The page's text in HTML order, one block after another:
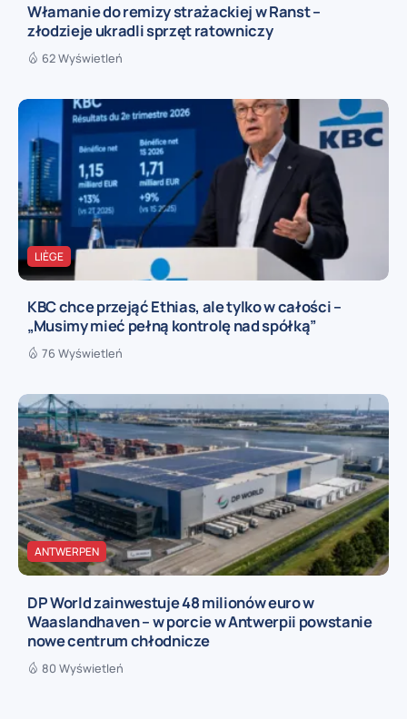
Włamanie do remizy strażackiej w Ranst –
złodzieje ukradli sprzęt ratowniczy
62 Wyświetleń
LIÈGE
KBC chce przejąć Ethias, ale tylko w całości –
„Musimy mieć pełną kontrolę nad spółką”
76 Wyświetleń
ANTWERPEN
DP World zainwestuje 48 milionów euro w
Waaslandhaven – w porcie w Antwerpii powstanie
nowe centrum chłodnicze
80 Wyświetleń